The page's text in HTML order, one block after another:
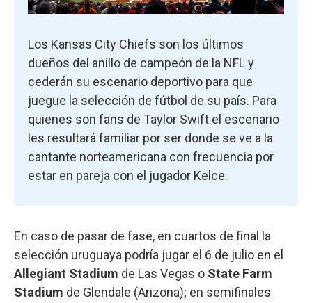
Los Kansas City Chiefs son los últimos
dueños del anillo de campeón de la NFL y
cederán su escenario deportivo para que
juegue la selección de fútbol de su país. Para
quienes son fans de Taylor Swift el escenario
les resultará familiar por ser donde se ve a la
cantante norteamericana con frecuencia por
estar en pareja con el jugador Kelce.
En caso de pasar de fase, en cuartos de final la
selección uruguaya podría jugar el 6 de julio en el
Allegiant Stadium de Las Vegas o State Farm
Stadium de Glendale (Arizona); en semifinales